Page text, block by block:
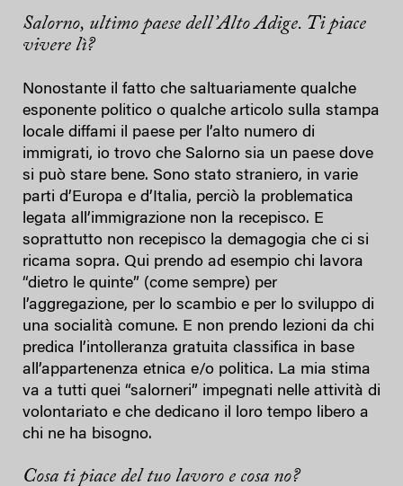
Salorno, ultimo paese dell’Alto Adige. Ti piace
vivere lì?
Nonostante il fatto che saltuariamente qualche
esponente politico o qualche articolo sulla stampa
locale diffami il paese per l’alto numero di
immigrati, io trovo che Salorno sia un paese dove
si può stare bene. Sono stato straniero, in varie
parti d’Europa e d’Italia, perciò la problematica
legata all’immigrazione non la recepisco. E
soprattutto non recepisco la demagogia che ci si
ricama sopra. Qui prendo ad esempio chi lavora
“dietro le quinte” (come sempre) per
l’aggregazione, per lo scambio e per lo sviluppo di
una socialità comune. E non prendo lezioni da chi
predica l’intolleranza gratuita classifica in base
all’appartenenza etnica e/o politica. La mia stima
va a tutti quei “salorneri” impegnati nelle attività di
volontariato e che dedicano il loro tempo libero a
chi ne ha bisogno.
Cosa ti piace del tuo lavoro e cosa no?